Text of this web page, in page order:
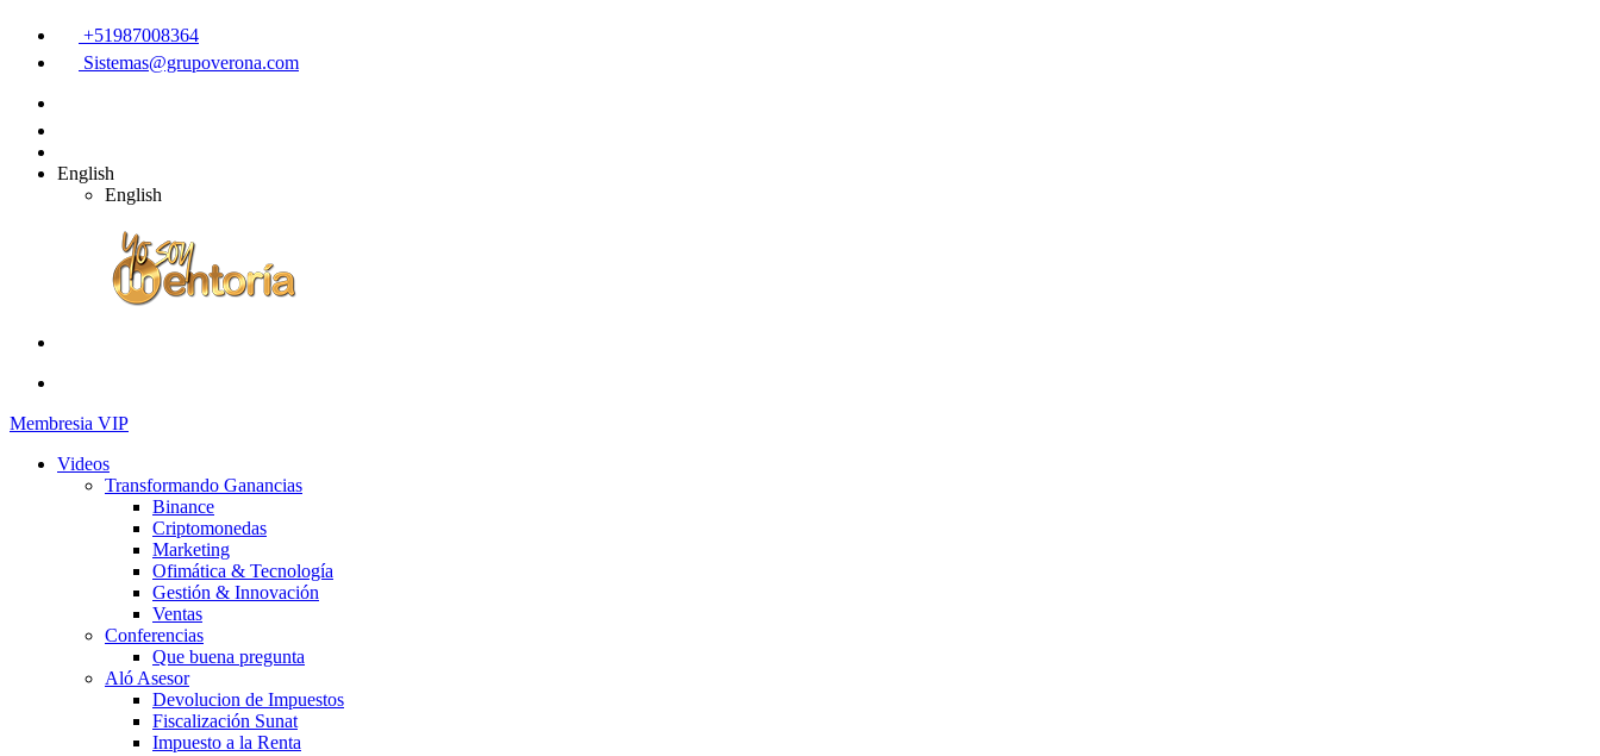
+51987008364
Sistemas@grupoverona.com
English
English
Membresia VIP
Videos
Transformando Ganancias
Binance
Criptomonedas
Marketing
Ofimática & Tecnología
Gestión & Innovación
Ventas
Conferencias
Que buena pregunta
Aló Asesor
Devolucion de Impuestos
Fiscalización Sunat
Impuesto a la Renta